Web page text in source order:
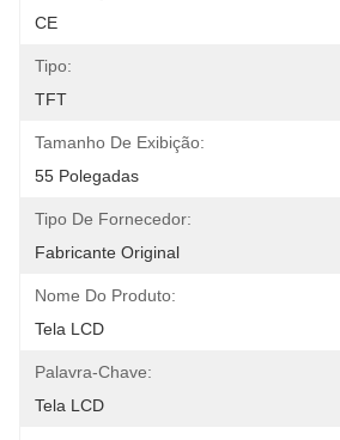
CE
Tipo:
TFT
Tamanho De Exibição:
55 Polegadas
Tipo De Fornecedor:
Fabricante Original
Nome Do Produto:
Tela LCD
Palavra-Chave:
Tela LCD